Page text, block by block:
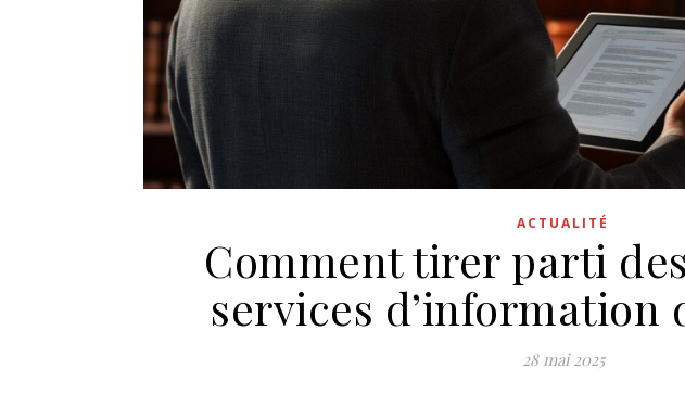
ACTUALITÉ
Comment tirer parti
services d’information
28 mai 2025